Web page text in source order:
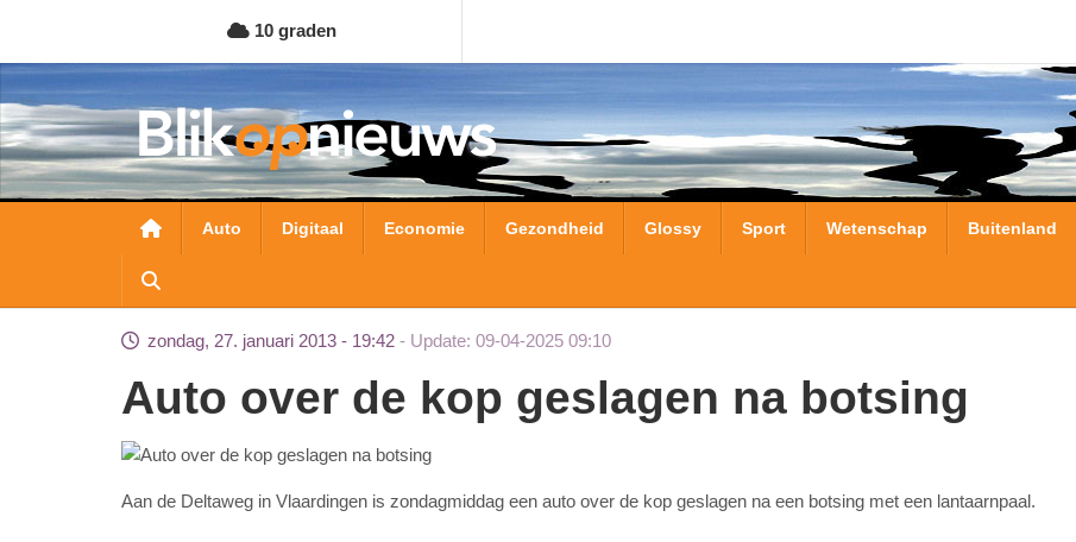
naar
de
inhoud
gaan
10 graden
Hoofdnavigatie
Auto Digitaal Economie Gezondheid Glossy Sport Wetenschap Buitenland
zondag, 27. januari 2013 - 19:42 Update: 09-04-2025 09:10
Auto over de kop geslagen na botsing
Aan de Deltaweg in Vlaardingen is zondagmiddag een auto over de kop geslagen na een botsing met een lantaarnpaal.